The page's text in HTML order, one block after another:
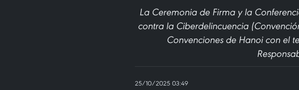
La Ceremonia de Firma y la
contra la Ciberdelincuencia
Convenciones de Hanoi con el
25/10/2025 03:49